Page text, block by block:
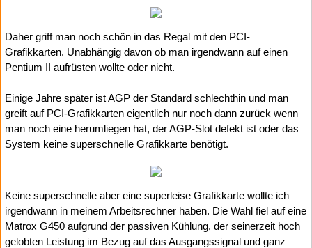
Daher griff man noch schön in das Regal mit den PCI-
Grafikkarten. Unabhängig davon ob man irgendwann auf einen
Pentium II aufrüsten wollte oder nicht.
Einige Jahre später ist AGP der Standard schlechthin und man
greift auf PCI-Grafikkarten eigentlich nur noch dann zurück wenn
man noch eine herumliegen hat, der AGP-Slot defekt ist oder das
System keine superschnelle Grafikkarte benötigt.
Keine superschnelle aber eine superleise Grafikkarte wollte ich
irgendwann in meinem Arbeitsrechner haben. Die Wahl fiel auf eine
Matrox G450 aufgrund der passiven Kühlung, der seinerzeit hoch
gelobten Leistung im Bezug auf das Ausgangssignal und ganz